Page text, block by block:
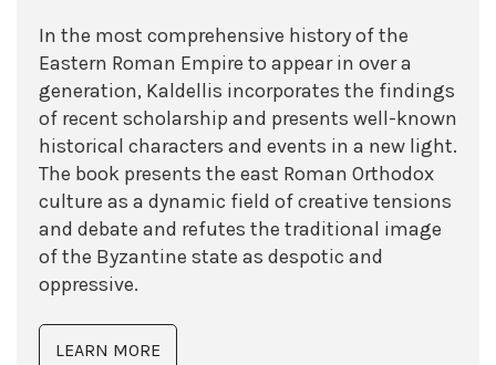
In the most comprehensive history of the
Eastern Roman Empire to appear in over a
generation, Kaldellis incorporates the findings
of recent scholarship and presents well-known
historical characters and events in a new light.
The book presents the east Roman Orthodox
culture as a dynamic field of creative tensions
and debate and refutes the traditional image
of the Byzantine state as despotic and
oppressive.
LEARN MORE